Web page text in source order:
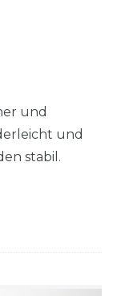
und
und
stabil.